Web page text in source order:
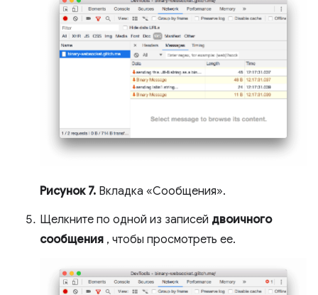
Рисунок 7. Вкладка «Сообщения».
Щелкните по одной из записей двоичного
сообщения , чтобы просмотреть ее.